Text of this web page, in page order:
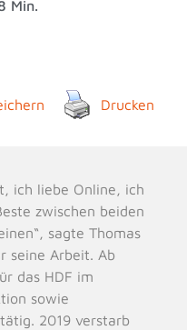
Min.
Drucken
ich liebe Online, ich
zwischen beiden
sagte Thomas
seine Arbeit. Ab
das HDF im
sowie
2019 verstarb